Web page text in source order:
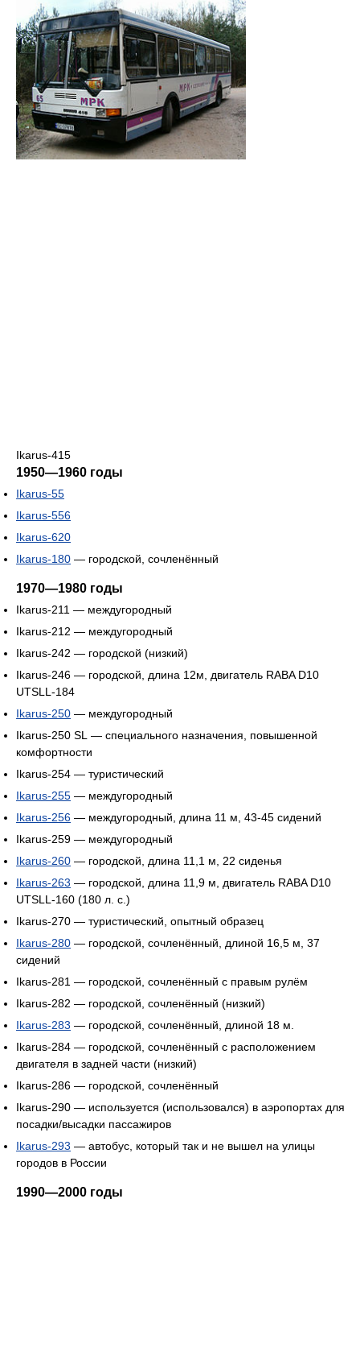
Ikarus-415
1950—1960 годы
Ikarus-55
Ikarus-556
Ikarus-620
Ikarus-180 — городской, сочленённый
1970—1980 годы
Ikarus-211 — междугородный
Ikarus-212 — междугородный
Ikarus-242 — городской (низкий)
Ikarus-246 — городской, длина 12м, двигатель RABA D10
UTSLL-184
Ikarus-250 — междугородный
Ikarus-250 SL — специального назначения, повышенной
комфортности
Ikarus-254 — туристический
Ikarus-255 — междугородный
Ikarus-256 — междугородный, длина 11 м, 43-45 сидений
Ikarus-259 — междугородный
Ikarus-260 — городской, длина 11,1 м, 22 сиденья
Ikarus-263 — городской, длина 11,9 м, двигатель RABA D10
UTSLL-160 (180 л. с.)
Ikarus-270 — туристический, опытный образец
Ikarus-280 — городской, сочленённый, длиной 16,5 м, 37
сидений
Ikarus-281 — городской, сочленённый с правым рулём
Ikarus-282 — городской, сочленённый (низкий)
Ikarus-283 — городской, сочленённый, длиной 18 м.
Ikarus-284 — городской, сочленённый с расположением
двигателя в задней части (низкий)
Ikarus-286 — городской, сочленённый
Ikarus-290 — используется (использовался) в аэропортах для
посадки/высадки пассажиров
Ikarus-293 — автобус, который так и не вышел на улицы
городов в России
1990—2000 годы